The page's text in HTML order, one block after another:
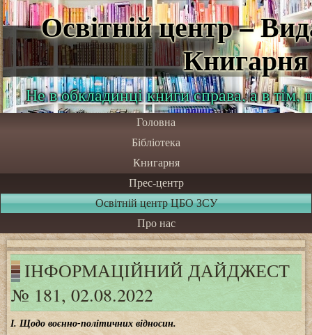
Освітній центр –
Книгарня
Не в обкладинці книги справа, а в
Головна
Бібліотека
Книгарня
Прес-центр
Освітній центр ЦБО ЗСУ
Про нас
ІНФОРМАЦІЙНИЙ ДАЙДЖЕСТ
№ 181, 02.08.2022
І. Щодо воєнно-політичних відносин.